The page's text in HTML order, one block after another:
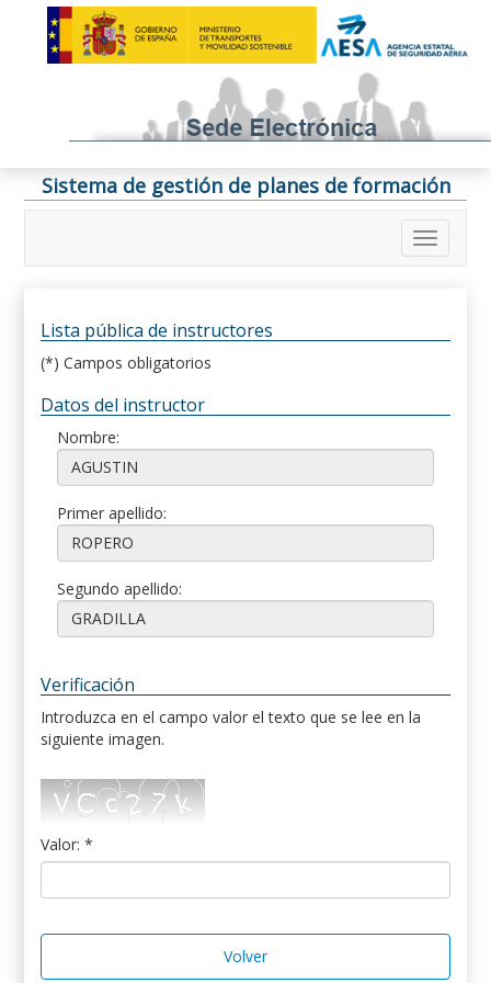
Sistema de gestión de planes de formación
Lista pública de instructores
(*) Campos obligatorios
Datos del instructor
Nombre:
Primer apellido:
Segundo apellido:
Verificación
Introduzca en el campo valor el texto que se lee en la
siguiente imagen.
Valor: *
Volver